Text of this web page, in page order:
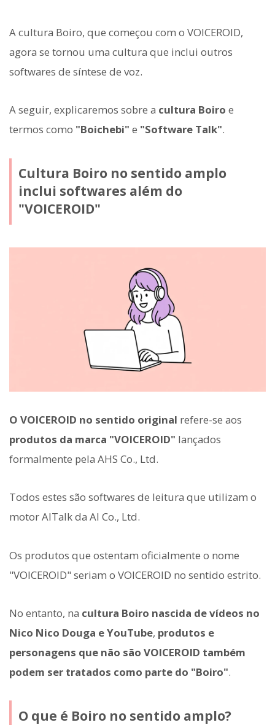
A cultura Boiro, que começou com o VOICEROID,
agora se tornou uma cultura que inclui outros
softwares de síntese de voz.
A seguir, explicaremos sobre a cultura Boiro e
termos como "Boichebi" e "Software Talk".
Cultura Boiro no sentido amplo
inclui softwares além do
"VOICEROID"
O VOICEROID no sentido original refere-se aos
produtos da marca "VOICEROID" lançados
formalmente pela AHS Co., Ltd.
Todos estes são softwares de leitura que utilizam o
motor AITalk da AI Co., Ltd.
Os produtos que ostentam oficialmente o nome
"VOICEROID" seriam o VOICEROID no sentido estrito.
No entanto, na cultura Boiro nascida de vídeos no
Nico Nico Douga e YouTube, produtos e
personagens que não são VOICEROID também
podem ser tratados como parte do "Boiro".
O que é Boiro no sentido amplo?